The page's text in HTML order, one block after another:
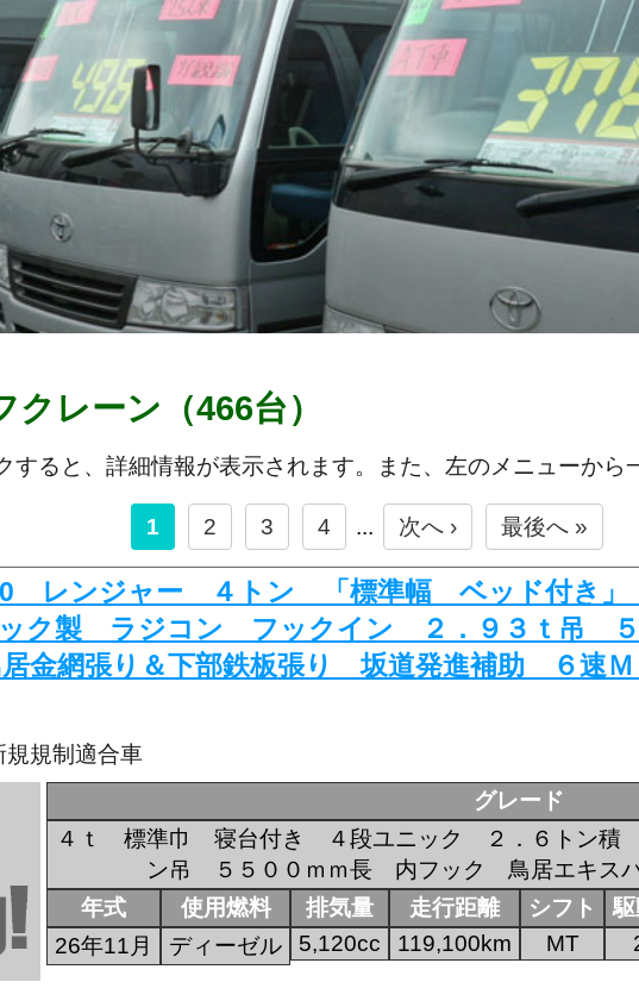
レーン（466台）
すると、詳細情報が表示されます。また、左のメニューから
1 2 3 4 ... 次へ › 最後へ »
レンジャー ４トン 「標準幅 ベッド付き
ック製 ラジコン フックイン ２．９３ｔ吊
金網張り＆下部鉄板張り 坂道発進補助 ６速
規制適合車
グレード
４ｔ 標準巾 寝台付き ４段ユニック ２．６トン積
ン吊 ５５００ｍｍ長 内フック 鳥居エキス
年式
26年11月
使用燃料
ディーゼル
排気量
5,120cc
走行距離
119,100km
シフト
MT